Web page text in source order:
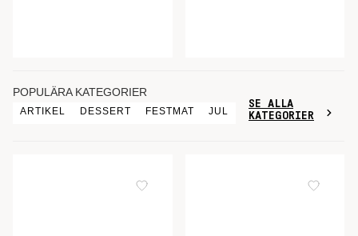
POPULÄRA KATEGORIER
ARTIKEL DESSERT FESTMAT JUL
SE ALLA
KATEGORIER